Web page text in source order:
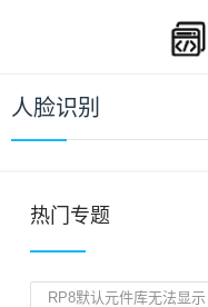
人脸识别
热门专题
RP8默认元件库无法显示